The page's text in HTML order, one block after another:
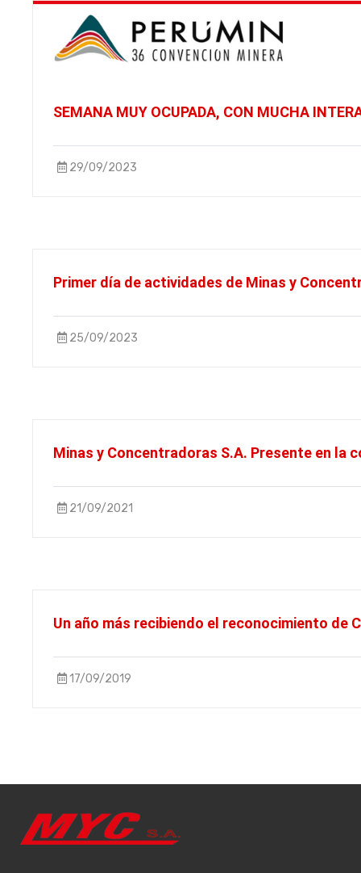
SEMANA MUY OCUPADA, CON MUCHA
29/09/2023
Primer día de actividades de Minas y
25/09/2023
Minas y Concentradoras S.A. Presente en la
21/09/2021
Un año más recibiendo el reconocimiento de
17/09/2019